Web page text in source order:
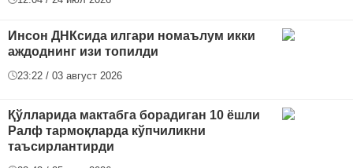
Инсон ДНКсида илгари номаълум икки
аждоднинг изи топилди
23:22 / 03 август 2026
Қўлларида мактабга борадиган 10 ёшли
Ралф тармоқларда кўпчиликни
таъсирлантирди